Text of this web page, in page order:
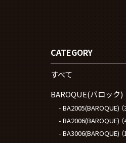
CATEGORY
すべて
BAROQUE(バロック)
BA2005(BAROQUE)
BA2006(BAROQUE)
BA3006(BAROQUE)